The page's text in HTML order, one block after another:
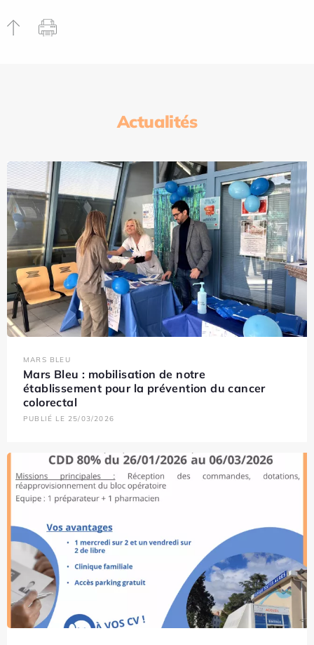
Actualités
MARS BLEU
Mars Bleu : mobilisation de notre
établissement pour la prévention du cancer
colorectal
PUBLIÉ LE 25/03/2026